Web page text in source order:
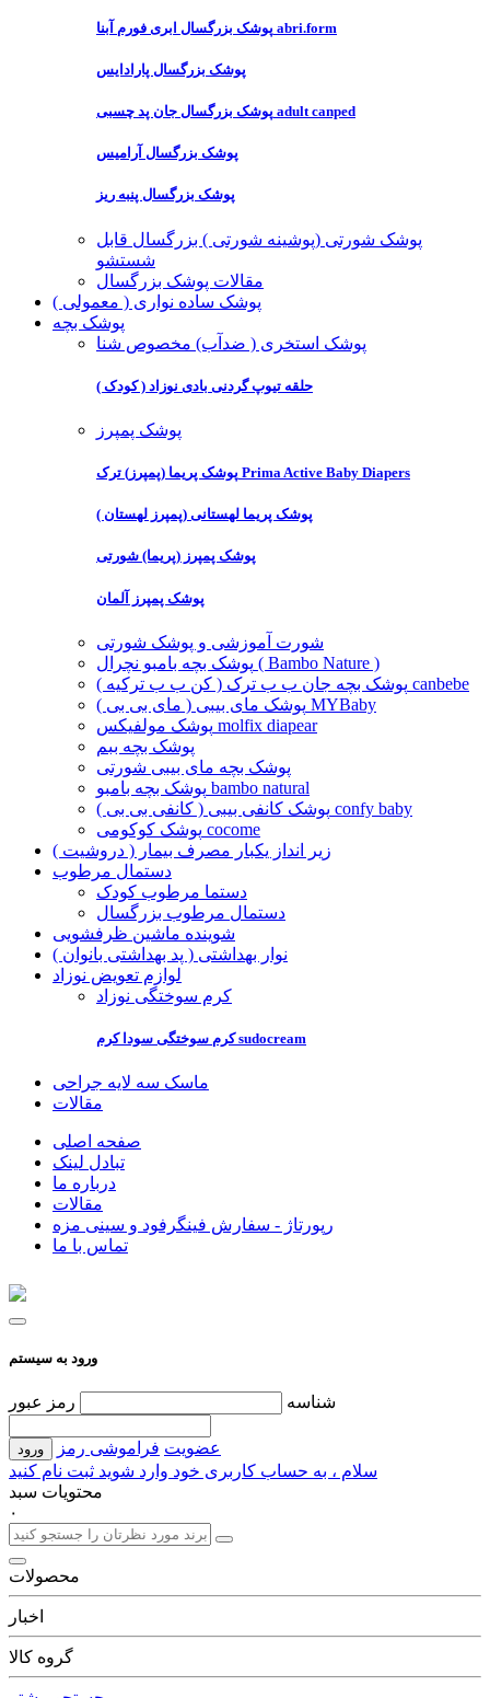
پوشک بزرگسال ابری فورم آبنا abri.form
پوشک بزرگسال پارادایس
پوشک بزرگسال جان پد چسبی adult canped
پوشک بزرگسال آرامیس
پوشک بزرگسال پنبه ریز
پوشک شورتی (پوشینه شورتی ) بزرگسال قابل
شستشو
مقالات پوشک بزرگسال
پوشک ساده نواری ( معمولی )
پوشک بچه
پوشک استخری ( ضدآب) مخصوص شنا
حلقه تیوپ گردنی بادی نوزاد ( کودک )
پوشک پمپرز
پوشک پریما (پمپرز) ترک Prima Active Baby Diapers
پوشک پریما لهستانی (پمپرز لهستان )
پوشک پمپرز (پریما) شورتی
پوشک پمپرز آلمان
شورت آموزشی و پوشک شورتی
پوشک بچه بامبو نچرال ( Bambo Nature )
پوشک بچه جان ب ب ترک ( کن ب ب ترکیه ) canbebe
پوشک مای بیبی ( مای بی بی ) MYBaby
پوشک مولفیکس molfix diapear
پوشک بچه ببم
پوشک بچه مای بیبی شورتی
پوشک بچه بامبو bambo natural
پوشک کانفی بیبی ( کانفی بی بی ) confy baby
پوشک کوکومی cocome
زیر انداز یکبار مصرف بیمار ( دروشیت )
دستمال مرطوب
دستما مرطوب کودک
دستمال مرطوب بزرگسال
شوینده ماشین ظرفشویی
نوار بهداشتی ( پد بهداشتی بانوان )
لوازم تعویض نوزاد
کرم سوختگی نوزاد
کرم سوختگی سودا کرم sudocream
ماسک سه لایه جراحی
مقالات
صفحه اصلی
تبادل لینک
درباره ما
مقالات
رپورتاژ - سفارش فینگرفود و سینی مزه
تماس با ما
ورود به سیستم
شناسه رمز عبور
عضویت فراموشی رمز
سلام ، به حساب کاربری خود وارد شوید ثبت نام کنید
محتویات سبد
۰
محصولات
اخبار
گروه کالا